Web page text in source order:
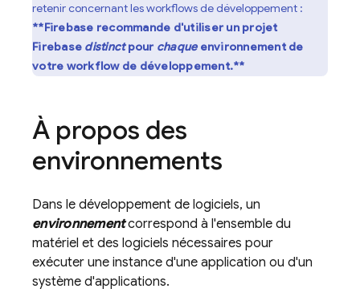
retenir concernant les workflows de développement :
**Firebase recommande d'utiliser un projet
Firebase distinctpour chaqueenvironnement de
votre workflow de développement.**
À propos des
environnements
Dans le développement de logiciels, un
environnementcorrespond à l'ensemble du
matériel et des logiciels nécessaires pour
exécuter une instance d'une application ou d'un
système d'applications.